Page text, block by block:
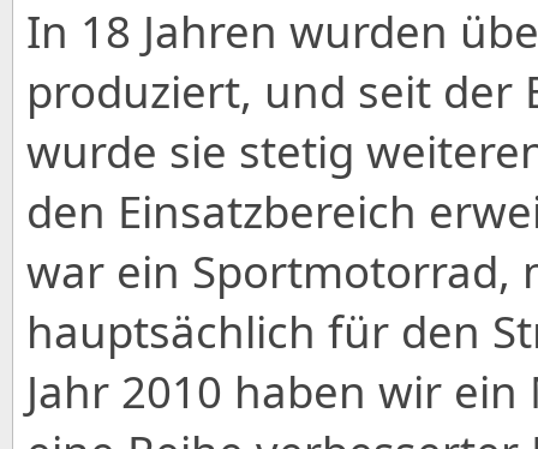
In 18 Jahren wurden
produziert, und seit der
wurde sie stetig
den Einsatzbereich
war ein Sportmotorrad,
hauptsächlich für den
Jahr 2010 haben wir